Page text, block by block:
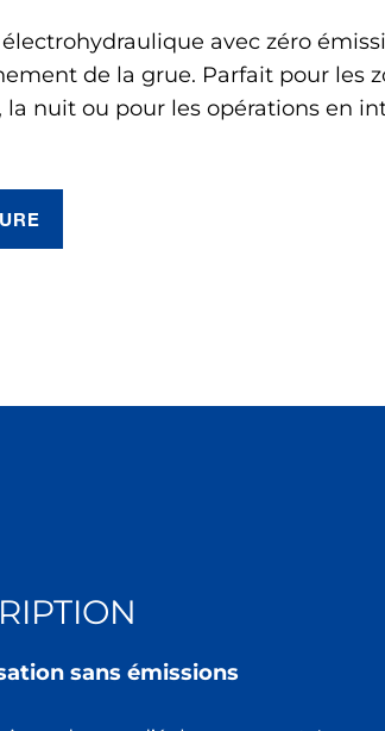
avec zéro
de la grue. Parfait pour les
la nuit ou pour les opérations en
sans émissions